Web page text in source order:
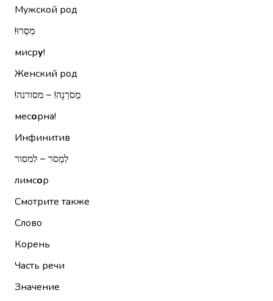
Мужской род
מִסְרוּ!‏
мисру!
Женский род
מְסֹרְנָה!‏ ~ מסורנה!‏
месорна!
Инфинитив
לִמְסֹר ~ למסור
лимсор
Смотрите также
Слово
Корень
Часть речи
Значение